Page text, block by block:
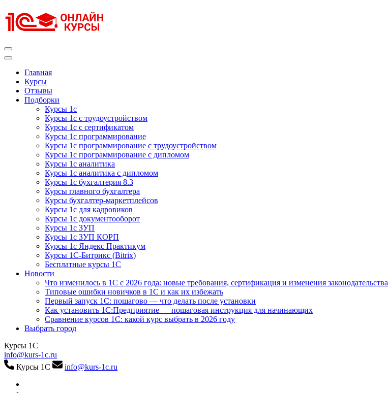
к
содержимому
Главная
Курсы
Отзывы
Подборки
Курсы 1с
Курсы 1с с трудоустройством
Курсы 1с с сертификатом
Курсы 1с программирование
Курсы 1с программирование с трудоустройством
Курсы 1с программирование с дипломом
Курсы 1с аналитика
Курсы 1с аналитика с дипломом
Курсы 1с бухгалтерия 8.3
Курсы главного бухгалтера
Курсы бухгалтер-маркетплейсов
Курсы 1с для кадровиков
Курсы 1с документооборот
Курсы 1с ЗУП
Курсы 1с ЗУП КОРП
Курсы 1с Яндекс Практикум
Курсы 1С-Битрикс (Bitrix)
Бесплатные курсы 1С
Новости
Что изменилось в 1С с 2026 года: новые требования, сертификация и изменения законодательства
Типовые ошибки новичков в 1С и как их избежать
Первый запуск 1С: пошагово — что делать после установки
Как установить 1С:Предприятие — пошаговая инструкция для начинающих
Сравнение курсов 1С: какой курс выбрать в 2026 году
Выбрать город
Курсы 1С
info@kurs-1c.ru
Курсы 1С
info@kurs-1c.ru